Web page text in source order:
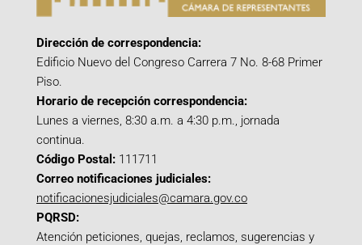
Dirección de correspondencia:
Edificio Nuevo del Congreso Carrera 7 No. 8-68 Primer
Piso.
Horario de recepción correspondencia:
Lunes a viernes, 8:30 a.m. a 4:30 p.m., jornada
continua.
Código Postal: 111711
Correo notificaciones judiciales:
notificacionesjudiciales@camara.gov.co
PQRSD:
Atención peticiones, quejas, reclamos, sugerencias y